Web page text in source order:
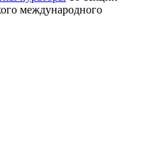
международного